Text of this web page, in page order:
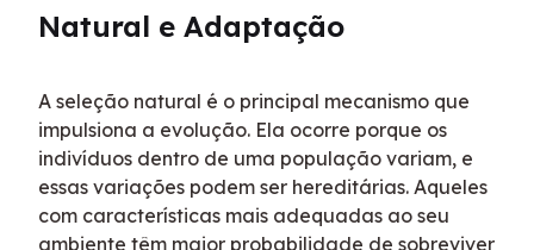
Natural e Adaptação
A seleção natural é o principal mecanismo que
impulsiona a evolução. Ela ocorre porque os
indivíduos dentro de uma população variam, e
essas variações podem ser hereditárias. Aqueles
com características mais adequadas ao seu
ambiente têm maior probabilidade de sobreviver